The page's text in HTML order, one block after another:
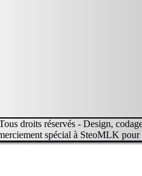
droits réservés - Design,
spécial à SteoMLK